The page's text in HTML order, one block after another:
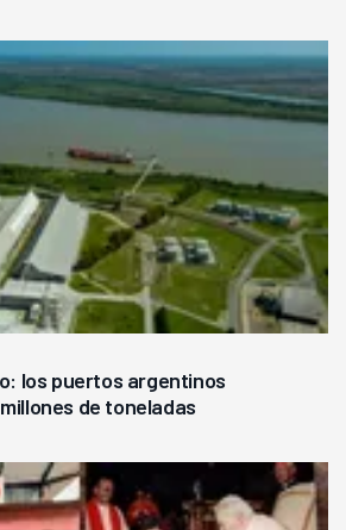
los puertos argentinos
de toneladas